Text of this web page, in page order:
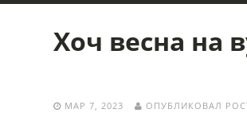
Хоч весна на
МАР 7, 2023 ОПУБЛИКОВАЛ